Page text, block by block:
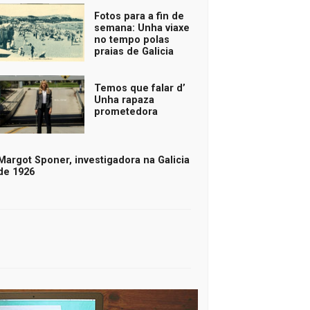
Fotos para a fin de
semana: Unha viaxe
no tempo polas
praias de Galicia
Temos que falar d’
Unha rapaza
prometedora
Sponer, investigadora na Galicia
1926